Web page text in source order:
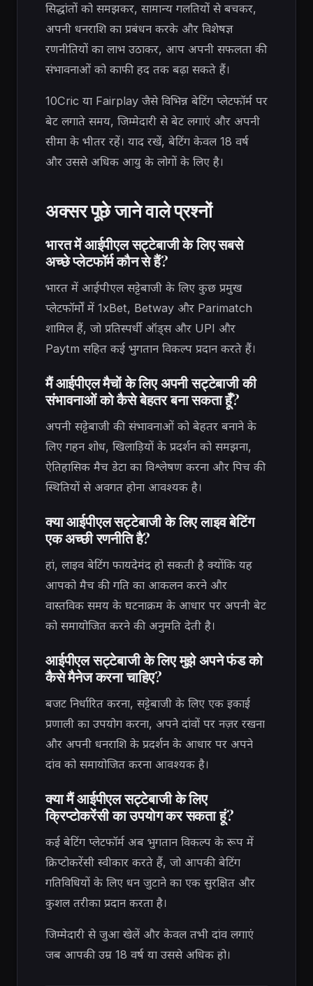
सिद्धांतों को समझकर, सामान्य गलतियों से बचकर,
अपनी धनराशि का प्रबंधन करके और विशेषज्ञ
रणनीतियों का लाभ उठाकर, आप अपनी सफलता की
संभावनाओं को काफी हद तक बढ़ा सकते हैं।
10Cric या Fairplay जैसे विभिन्न बेटिंग प्लेटफॉर्म पर
बेट लगाते समय, जिम्मेदारी से बेट लगाएं और अपनी
सीमा के भीतर रहें। याद रखें, बेटिंग केवल 18 वर्ष
और उससे अधिक आयु के लोगों के लिए है।
अक्सर पूछे जाने वाले प्रश्नों
भारत में आईपीएल सट्टेबाजी के लिए सबसे
अच्छे प्लेटफॉर्म कौन से हैं?
भारत में आईपीएल सट्टेबाजी के लिए कुछ प्रमुख
प्लेटफॉर्मों में 1xBet, Betway और Parimatch
शामिल हैं, जो प्रतिस्पर्धी ऑड्स और UPI और
Paytm सहित कई भुगतान विकल्प प्रदान करते हैं।
मैं आईपीएल मैचों के लिए अपनी सट्टेबाजी की
संभावनाओं को कैसे बेहतर बना सकता हूँ?
अपनी सट्टेबाजी की संभावनाओं को बेहतर बनाने के
लिए गहन शोध, खिलाड़ियों के प्रदर्शन को समझना,
ऐतिहासिक मैच डेटा का विश्लेषण करना और पिच की
स्थितियों से अवगत होना आवश्यक है।
क्या आईपीएल सट्टेबाजी के लिए लाइव बेटिंग
एक अच्छी रणनीति है?
हां, लाइव बेटिंग फायदेमंद हो सकती है क्योंकि यह
आपको मैच की गति का आकलन करने और
वास्तविक समय के घटनाक्रम के आधार पर अपनी बेट
को समायोजित करने की अनुमति देती है।
आईपीएल सट्टेबाजी के लिए मुझे अपने फंड को
कैसे मैनेज करना चाहिए?
बजट निर्धारित करना, सट्टेबाजी के लिए एक इकाई
प्रणाली का उपयोग करना, अपने दांवों पर नज़र रखना
और अपनी धनराशि के प्रदर्शन के आधार पर अपने
दांव को समायोजित करना आवश्यक है।
क्या मैं आईपीएल सट्टेबाजी के लिए
क्रिप्टोकरेंसी का उपयोग कर सकता हूं?
कई बेटिंग प्लेटफॉर्म अब भुगतान विकल्प के रूप में
क्रिप्टोकरेंसी स्वीकार करते हैं, जो आपकी बेटिंग
गतिविधियों के लिए धन जुटाने का एक सुरक्षित और
कुशल तरीका प्रदान करता है।
जिम्मेदारी से जुआ खेलें और केवल तभी दांव लगाएं
जब आपकी उम्र 18 वर्ष या उससे अधिक हो।